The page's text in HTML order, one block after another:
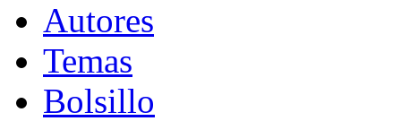
Autores
Temas
Bolsillo